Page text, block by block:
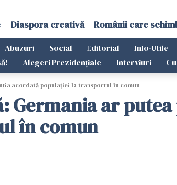
Diaspora creativă Românii care
Abuzuri Social Editorial Info-Utile
Alegeri Prezidențiale Interviuri
acordată populației la transportul în comun
Germania ar
în comun